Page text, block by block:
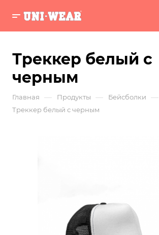
Треккер белый с
черным
Главная — Продукты — Бейсболки —
Треккер белый с черным